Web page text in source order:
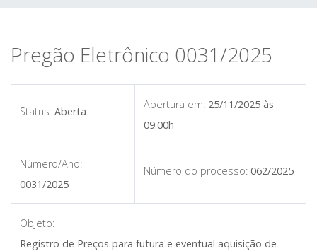
Pregão Eletrônico 0031/2025
Status: Aberta
Abertura em: 25/11/2025 às
09:00h
Número/Ano:
0031/2025
Número do processo: 062/2025
Objeto:
Registro de Preços para futura e eventual aquisição de